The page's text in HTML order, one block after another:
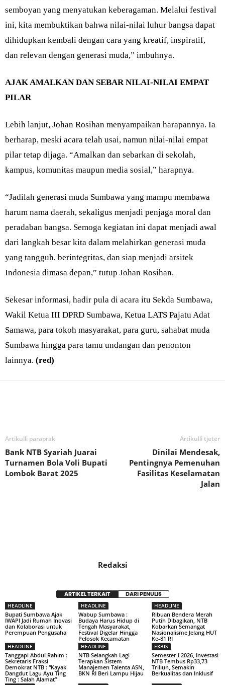
semboyan yang menyatukan keberagaman. Melalui festival
ini, kita membuktikan bahwa nilai-nilai luhur bangsa dapat
dihidupkan kembali dengan cara yang kreatif, inspiratif,
dan relevan dengan generasi muda,” imbuhnya.
AJAK AMALKAN DAN SEBAR NILAI-NILAI EMPAT
PILAR
Lebih lanjut, Johan Rosihan menyampaikan harapannya. Ia
berharap, meski acara telah usai, namun nilai-nilai empat
pilar tetap dijaga. “Amalkan dan sebarkan di sekolah,
kampus, komunitas maupun media sosial,” harapnya.
“Jadilah generasi muda Sumbawa yang mampu membawa
harum nama daerah, sekaligus menjadi penjaga moral dan
peradaban bangsa. Semoga kegiatan ini dapat menjadi awal
dari langkah besar kita dalam melahirkan generasi muda
yang tangguh, berintegritas, dan siap menjadi arsitek
Indonesia dimasa depan,” tutup Johan Rosihan.
Sekesar informasi, hadir pula di acara itu Sekda Sumbawa,
Wakil Ketua III DPRD Sumbawa, Ketua LATS Pajatu Adat
Samawa, para tokoh masyarakat, para guru, sahabat muda
Sumbawa hingga para tamu undangan dan penonton
lainnya. (red)
Artikulli paraprak
Bank NTB Syariah Juarai
Turnamen Bola Voli Bupati
Lombok Barat 2025
Artikulli tjetër
Dinilai Mendesak,
Pentingnya Pemenuhan
Fasilitas Keselamatan
Jalan
Redaksi
ARTIKEL TERKAIT DARI PENULIS
HEADLINE
Bupati Sumbawa Ajak
IWAPI Jadi Rumah Inovasi
dan Kolaborasi untuk
Perempuan Pengusaha
HEADLINE
Wabup Sumbawa :
Budaya Harus Hidup di
Tengah Masyarakat,
Festival Digelar Hingga
Pelosok Kecamatan
HEADLINE
Ribuan Bendera Merah
Putih Dibagikan, NTB
Kobarkan Semangat
Nasionalisme Jelang HUT
Ke-81 RI
HEADLINE
Tanggapi Abdul Rahim :
Sekretaris Fraksi
Demokrat NTB : “Kayak
Dangdut Lagu Ayu Ting
Ting : Salah Alamat”
HEADLINE
NTB Selangkah Lagi
Terapkan Sistem
Manajemen Talenta ASN,
BKN RI Beri Lampu Hijau
EKBIS
Semester I 2026, Investasi
NTB Tembus Rp33,73
Triliun, Semakin
Berkualitas dan Inklusif